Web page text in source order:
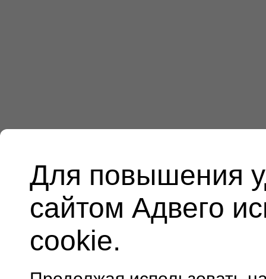
Для повышения
сайтом Адвего
cookie.